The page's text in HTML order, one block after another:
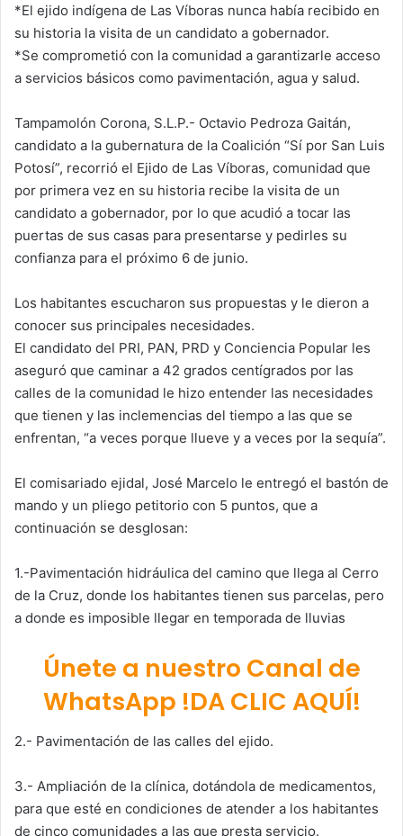
*El ejido indígena de Las Víboras nunca había recibido en
su historia la visita de un candidato a gobernador.
*Se comprometió con la comunidad a garantizarle acceso
a servicios básicos como pavimentación, agua y salud.
Tampamolón Corona, S.L.P.- Octavio Pedroza Gaitán,
candidato a la gubernatura de la Coalición “Sí por San Luis
Potosí”, recorrió el Ejido de Las Víboras, comunidad que
por primera vez en su historia recibe la visita de un
candidato a gobernador, por lo que acudió a tocar las
puertas de sus casas para presentarse y pedirles su
confianza para el próximo 6 de junio.
Los habitantes escucharon sus propuestas y le dieron a
conocer sus principales necesidades.
El candidato del PRI, PAN, PRD y Conciencia Popular les
aseguró que caminar a 42 grados centígrados por las
calles de la comunidad le hizo entender las necesidades
que tienen y las inclemencias del tiempo a las que se
enfrentan, “a veces porque llueve y a veces por la sequía”.
El comisariado ejidal, José Marcelo le entregó el bastón de
mando y un pliego petitorio con 5 puntos, que a
continuación se desglosan:
1.-Pavimentación hidráulica del camino que llega al Cerro
de la Cruz, donde los habitantes tienen sus parcelas, pero
a donde es imposible llegar en temporada de lluvias
Únete a nuestro Canal de
WhatsApp !DA CLIC AQUÍ!
2.- Pavimentación de las calles del ejido.
3.- Ampliación de la clínica, dotándola de medicamentos,
para que esté en condiciones de atender a los habitantes
de cinco comunidades a las que presta servicio.